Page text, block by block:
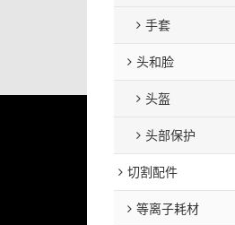
手套
头和脸
头盔
头部保护
切割配件
等离子耗材